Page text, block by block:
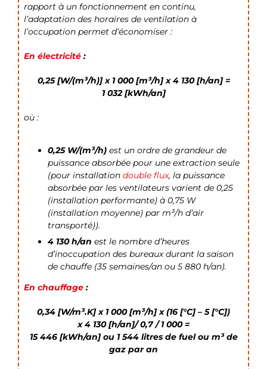
rapport à un fonctionnement en continu,
l’adaptation des horaires de ventilation à
l’occupation permet d’économiser :
En électricité :
0,25 [W/(m³/h)] x 1 000 [m³/h] x 4 130 [h/an] =
1 032 [kWh/an]
où :
0,25 W/(m³/h) est un ordre de grandeur de
puissance absorbée pour une extraction seule
(pour installation double flux, la puissance
absorbée par les ventilateurs varient de 0,25
(installation performante) à 0,75 W
(installation moyenne) par m³/h d’air
transporté)).
4 130 h/an est le nombre d’heures
d’inoccupation des bureaux durant la saison
de chauffe (35 semaines/an ou 5 880 h/an).
En chauffage :
0,34 [W/m³.K] x 1 000 [m³/h] x (16 [°C] – 5 [°C])
x 4 130 [h/an]/ 0,7 / 1 000=
15 446 [kWh/an] ou 1 544 litres de fuel ou m³ de
gaz par an